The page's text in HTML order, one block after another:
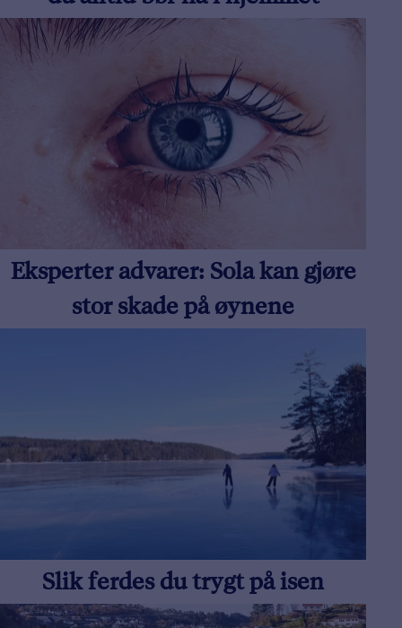
Eksperter advarer: Sola kan gjøre
stor skade på øynene
Slik ferdes du trygt på isen